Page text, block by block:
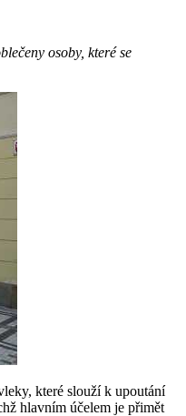
osoby, které se
které slouží k upoutání
hlavním účelem je přimět